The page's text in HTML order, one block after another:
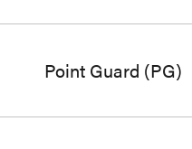
Point Guard (PG)